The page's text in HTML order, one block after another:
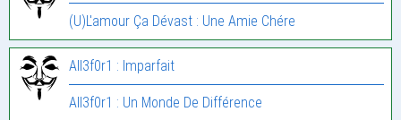
(U)L'amour Ça Dévast : Une Amie Chére
All3f0r1 : Imparfait
All3f0r1 : Un Monde De Différence